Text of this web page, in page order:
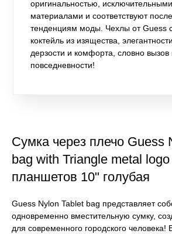
оригинальностью, исключительными
материалами и соответствуют
тенденциям моды. Чехлы от Guess
коктейль из изящества, элегантности,
дерзости и комфорта, словно вызов
повседневности!
Сумка через плечо Guess
bag with Triangle metal
планшетов 10" голубая
Guess Nylon Tablet bag представляет
одновременно вместительную сумку,
для современного городского человека!